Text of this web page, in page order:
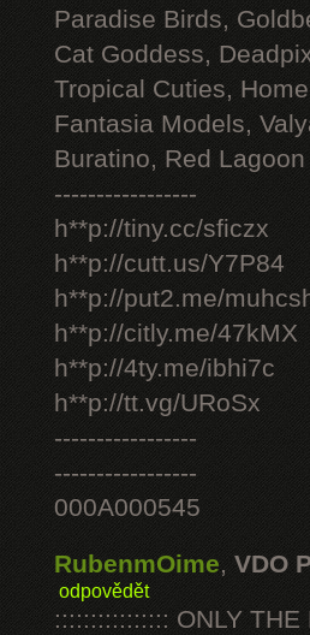
Paradise Birds,
Cat Goddess,
Tropical Cuties,
Fantasia Models,
Buratino, Red
-----------------
h**p://tiny.cc/sficzx
h**p://cutt.us/Y7P84
h**p://put2.me/
h**p://citly.me/47kMX
h**p://4ty.me/ibhi7c
h**p://tt.vg/URoSx
-----------------
-----------------
000A000545
RubenmOime, VDO
odpovědět
:::::::::::::::: ONLY